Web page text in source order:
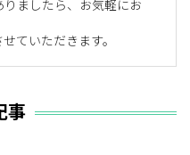
ましたら、お気軽にお
ていただきます。
事